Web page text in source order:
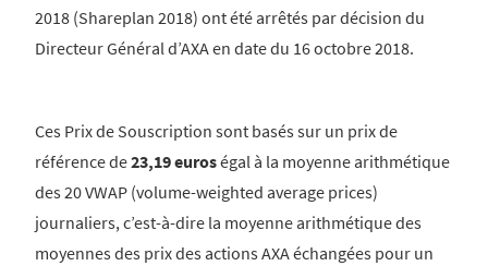
2018 (Shareplan 2018) ont été arrêtés par décision du
Directeur Général d’AXA en date du 16 octobre 2018.
Ces Prix de Souscription sont basés sur un prix de
référence de23,19 euroségal à la moyenne arithmétique
des 20 VWAP (volume-weighted average prices)
journaliers, c’est-à-dire la moyenne arithmétique des
moyennes des prix des actions AXA échangées pour un